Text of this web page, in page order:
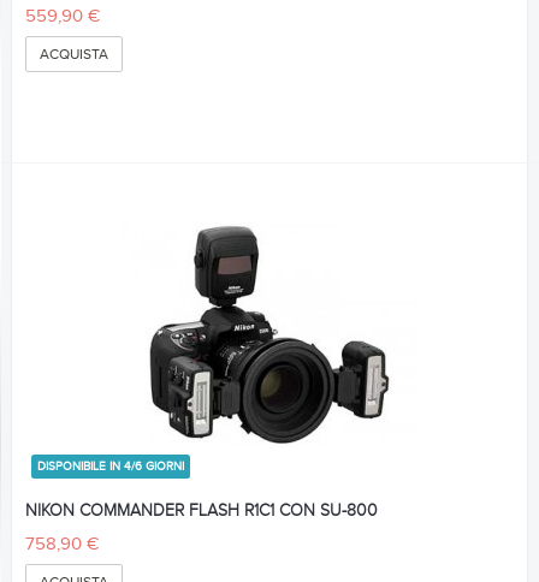
559,90 €
ACQUISTA
NIKON COMMANDER FLASH R1C1 CON SU-800
758,90 €
DISPONIBILE IN 4/6 GIORNI